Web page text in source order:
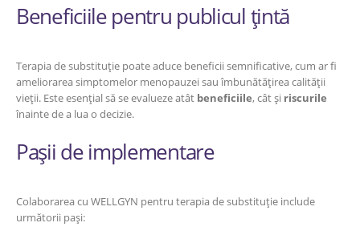
Beneficiile pentru publicul țintă
Terapia de substituție poate aduce beneficii semnificative, cum ar fi
ameliorarea simptomelor menopauzei sau îmbunătățirea calității
vieții. Este esențial să se evalueze atât beneficiile, cât și riscurile
înainte de a lua o decizie.
Pașii de implementare
Colaborarea cu WELLGYN pentru terapia de substituție include
următorii pași: